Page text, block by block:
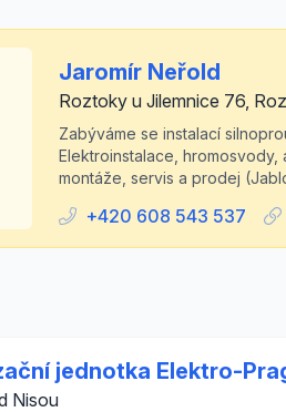
Jaromír Neřold
Roztoky u Jilemnice 76,
Zabýváme se instalací
Elektroinstalace,
montáže, servis a prodej
+420 608 543 537
jednotka Elektro-
Nisou